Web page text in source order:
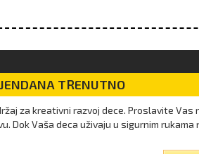
TRENUTNO
za kreativni razvoj dece. Proslavite Vas
Dok Vaša deca uživaju u sigurnim rukama